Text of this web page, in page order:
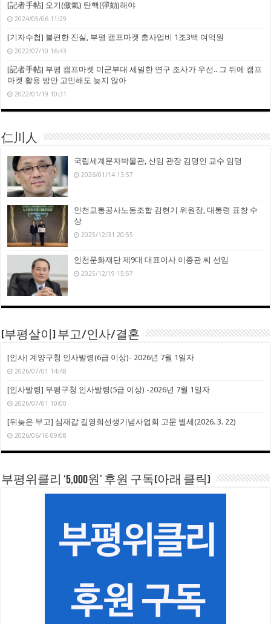
[記者手帖] 오기(傲氣) 탄핵(彈劾)해야
2024/05/06 11:29
[기자수첩] 불편한 진실, 부평 캠프마켓 총사업비 1조3백 여억원
2022/07/10 16:43
[記者手帖] 부평 캠프마켓 미군부대 세밀한 연구 조사가 우선.. 그 뒤에 캠프
마켓 활용 방안 고민해도 늦지 않아
2022/01/19 10:31
仁川人
국립세계문자박물관, 신임 관장 김명인 교수 임명
2026/01/14 13:57
인천교통공사노동조합 김현기 위원장, 대통령 표창 수
상
2025/12/31 20:55
인천문화재단 제9대 대표이사 이종관 씨 선임
2025/12/19 15:57
[부평살이] 부고/인사/결혼
[인사] 계양구청 인사발령(6급 이상)- 2026년 7월 1일자
2026/07/01 14:48
[인사발령] 부평구청 인사발령(5급 이상) -2026년 7월 1일자
2026/07/01 10:00
[뒤늦은 부고] 심재갑 길영희선생기념사업회 고문 별세(2026. 3. 22)
2026/06/16 09:08
부평위클리 ‘5,000원’ 후원 구독(아래 클릭)